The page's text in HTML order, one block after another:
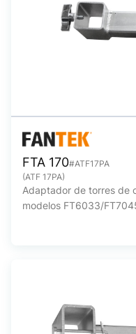
FTA 170#ATF17PA
(ATF 17PA)
Adaptador de torres de
modelos FT6033/